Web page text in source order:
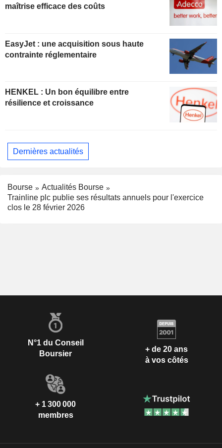
maîtrise efficace des coûts
EasyJet : une acquisition sous haute
contrainte réglementaire
HENKEL : Un bon équilibre entre
résilience et croissance
Dernières actualités
Bourse
Actualités Bourse
Trainline plc publie ses résultats annuels pour l'exercice
clos le 28 février 2026
N°1 du Conseil
Boursier
+ de 20 ans
à vos côtés
+ 1 300 000
membres